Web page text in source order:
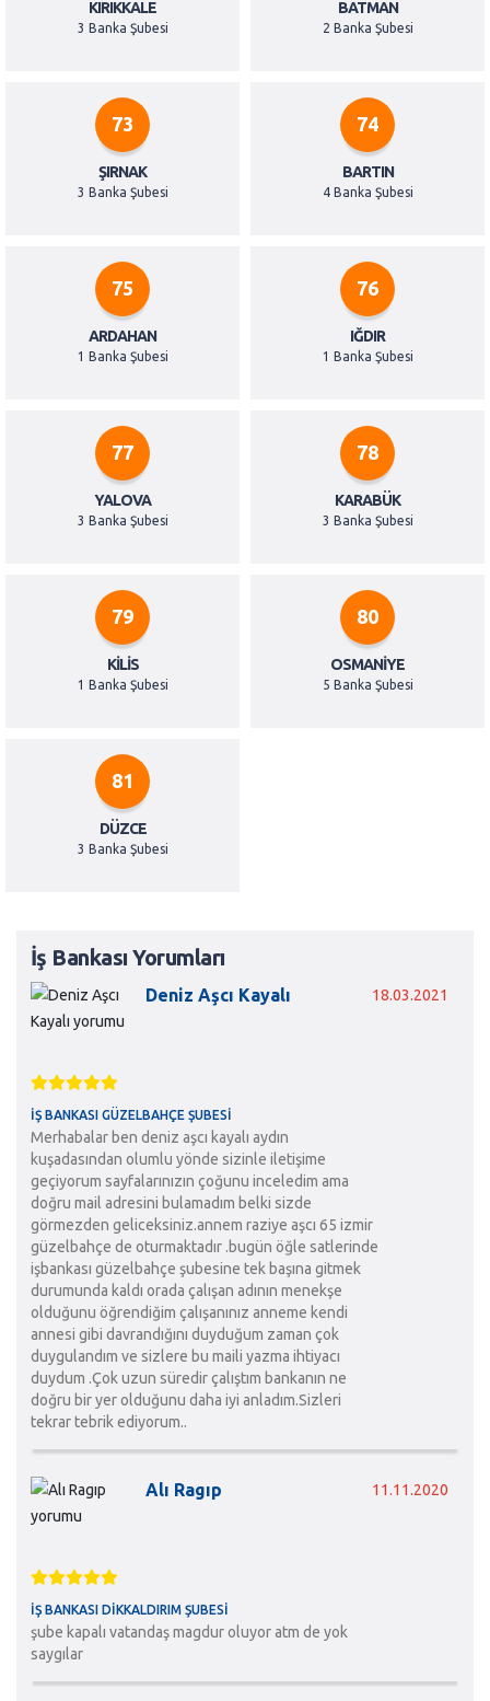
KIRIKKALE
3 Banka Şubesi
BATMAN
2 Banka Şubesi
73
ŞIRNAK
3 Banka Şubesi
74
BARTIN
4 Banka Şubesi
75
ARDAHAN
1 Banka Şubesi
76
IĞDIR
1 Banka Şubesi
77
YALOVA
3 Banka Şubesi
78
KARABÜK
3 Banka Şubesi
79
KILIS
1 Banka Şubesi
80
OSMANIYE
5 Banka Şubesi
81
DÜZCE
3 Banka Şubesi
İş Bankası Yorumları
Deniz Aşcı Kayalı 18.03.2021
İŞ BANKASI GÜZELBAHÇE ŞUBESI
Merhabalar ben deniz aşcı kayalı aydın
kuşadasından olumlu yönde sizinle iletişime
geçiyorum sayfalarınızın çoğunu inceledim ama
doğru mail adresini bulamadım belki sizde
görmezden geliceksiniz.annem raziye aşcı 65 izmir
güzelbahçe de oturmaktadır .bugün öğle satlerinde
işbankası güzelbahçe şubesine tek başına gitmek
durumunda kaldı orada çalışan adının menekşe
olduğunu öğrendiğim çalışanınız anneme kendi
annesi gibi davrandığını duyduğum zaman çok
duygulandım ve sizlere bu maili yazma ihtiyacı
duydum .Çok uzun süredir çalıştım bankanın ne
doğru bir yer olduğunu daha iyi anladım.Sizleri
tekrar tebrik ediyorum..
Alı Ragıp 11.11.2020
İŞ BANKASI DIKKALDIRIM ŞUBESI
şube kapalı vatandaş magdur oluyor atm de yok
saygılar